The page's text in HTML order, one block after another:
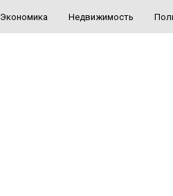
Экономика Недвижимость